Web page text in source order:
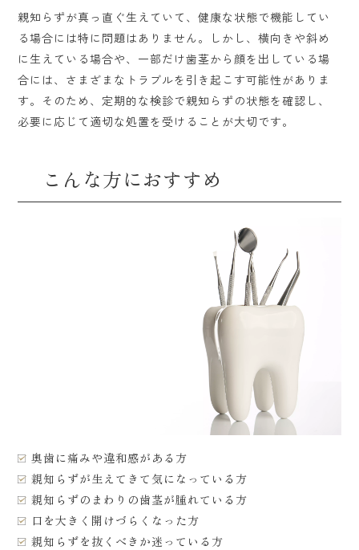
親知らずが真っ直ぐ生えていて、健康な状態で機能してい
る場合には特に問題はありません。しかし、横向きや斜め
に生えている場合や、一部だけ歯茎から顔を出している場
合には、さまざまなトラブルを引き起こす可能性がありま
す。そのため、定期的な検診で親知らずの状態を確認し、
必要に応じて適切な処置を受けることが大切です。
こんな方におすすめ
奥歯に痛みや違和感がある方
親知らずが生えてきて気になっている方
親知らずのまわりの歯茎が腫れている方
口を大きく開けづらくなった方
親知らずを抜くべきか迷っている方